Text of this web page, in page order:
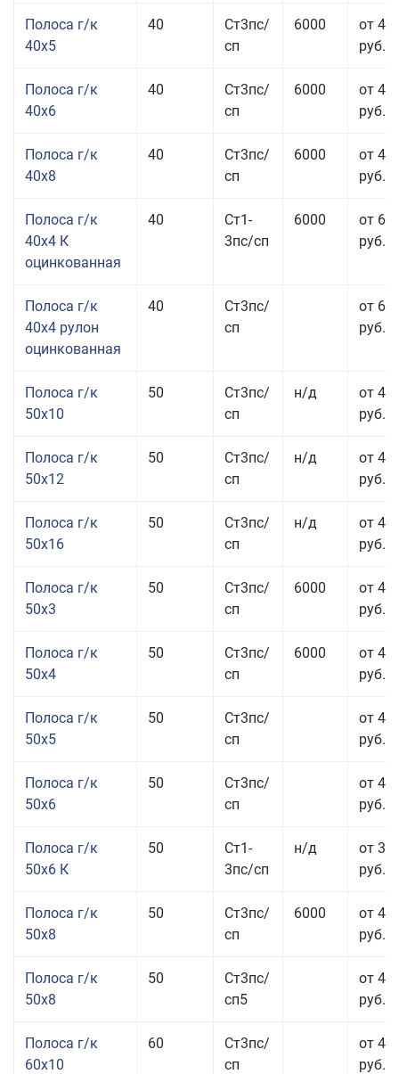
Полоса г/к
40x5
40
Ст3пс/
сп
6000
от 43
руб.
Полоса г/к
40x6
40
Ст3пс/
сп
6000
от 43
руб.
Полоса г/к
40x8
40
Ст3пс/
сп
6000
от 43
руб.
Полоса г/к
40x4 К
оцинкованная
40
Ст1-
3пс/сп
6000
от 68
руб.
Полоса г/к
40x4 рулон
оцинкованная
40
Ст3пс/
сп
от 69
руб.
Полоса г/к
50x10
50
Ст3пс/
сп
н/д
от 44
руб.
Полоса г/к
50x12
50
Ст3пс/
сп
н/д
от 43
руб.
Полоса г/к
50x16
50
Ст3пс/
сп
н/д
от 49
руб.
Полоса г/к
50x3
50
Ст3пс/
сп
6000
от 47
руб.
Полоса г/к
50x4
50
Ст3пс/
сп
6000
от 45
руб.
Полоса г/к
50x5
50
Ст3пс/
сп
от 43
руб.
Полоса г/к
50x6
50
Ст3пс/
сп
от 42
руб.
Полоса г/к
50x6 К
50
Ст1-
3пс/сп
н/д
от 35
руб.
Полоса г/к
50x8
50
Ст3пс/
сп
6000
от 45
руб.
Полоса г/к
50x8
50
Ст3пс/
сп5
от 45
руб.
Полоса г/к
60x10
60
Ст3пс/
сп
от 41
руб.